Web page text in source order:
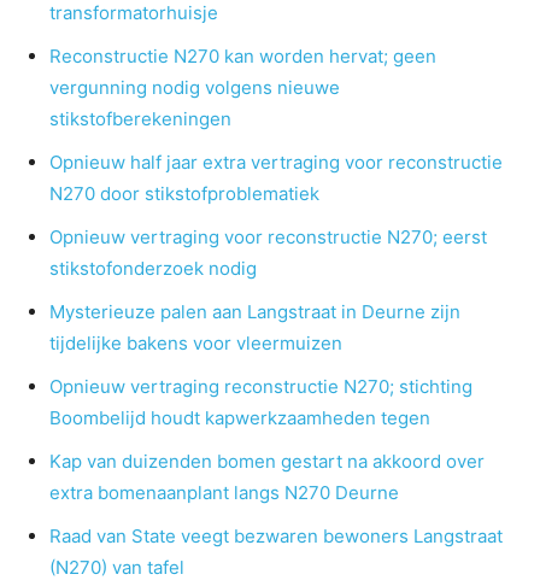
transformatorhuisje
Reconstructie N270 kan worden hervat; geen
vergunning nodig volgens nieuwe
stikstofberekeningen
Opnieuw half jaar extra vertraging voor reconstructie
N270 door stikstofproblematiek
Opnieuw vertraging voor reconstructie N270; eerst
stikstofonderzoek nodig
Mysterieuze palen aan Langstraat in Deurne zijn
tijdelijke bakens voor vleermuizen
Opnieuw vertraging reconstructie N270; stichting
Boombelijd houdt kapwerkzaamheden tegen
Kap van duizenden bomen gestart na akkoord over
extra bomenaanplant langs N270 Deurne
Raad van State veegt bezwaren bewoners Langstraat
(N270) van tafel